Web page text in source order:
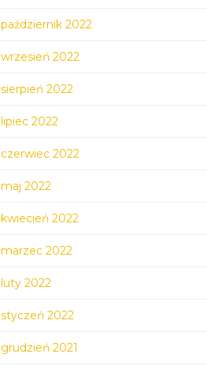
październik 2022
wrzesień 2022
sierpień 2022
lipiec 2022
czerwiec 2022
maj 2022
kwiecień 2022
marzec 2022
luty 2022
styczeń 2022
grudzień 2021